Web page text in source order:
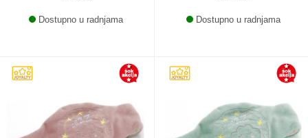
Dostupno u radnjama Dostupno u radnjama